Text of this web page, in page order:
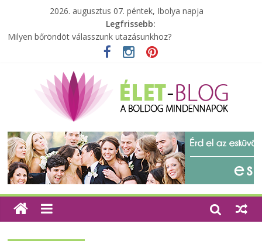
2026. augusztus 07. péntek, Ibolya napja
Legfrissebb:
A zöld forradalom: A mosó- és parfümtermékek környezetbarát
szempontjainak erősítése
Milyen bőröndöt válasszunk utazásunkhoz?
Tartalék ajándék, amit szívesen megtartasz magadnak
Különleges tömörfa ládák Indiából